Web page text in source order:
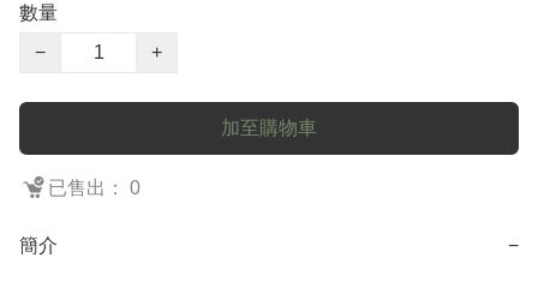
數量
−
+
加至購物車
已售出： 0
簡介 −